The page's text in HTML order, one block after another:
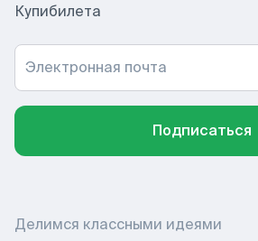
Купибилета
Электронная почта
Подписаться
Делимся классными идеями